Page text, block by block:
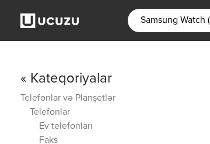
« Kateqoriyalar
Telefonlar və Planşetlər
Telefonlar
Ev telefonları
Faks